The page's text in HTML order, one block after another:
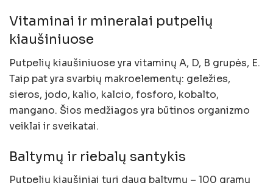
Vitaminai ir mineralai putpelių
kiaušiniuose
Putpelių kiaušiniuose yra vitaminų A, D, B grupės, E.
Taip pat yra svarbių makroelementų: geležies,
sieros, jodo, kalio, kalcio, fosforo, kobalto,
mangano. Šios medžiagos yra būtinos organizmo
veiklai ir sveikatai.
Baltymų ir riebalų santykis
Putpelių kiaušiniai turi daug baltymų – 100 gramų